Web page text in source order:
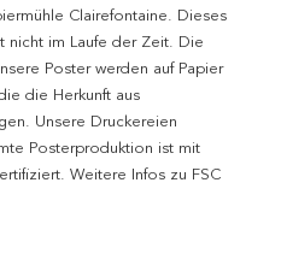
Clairefontaine. Dieses
nicht im Laufe der Zeit. Die
Poster werden auf Papier
die Herkunft aus
Unsere Druckereien
Posterproduktion ist mit
Weitere Infos zu FSC